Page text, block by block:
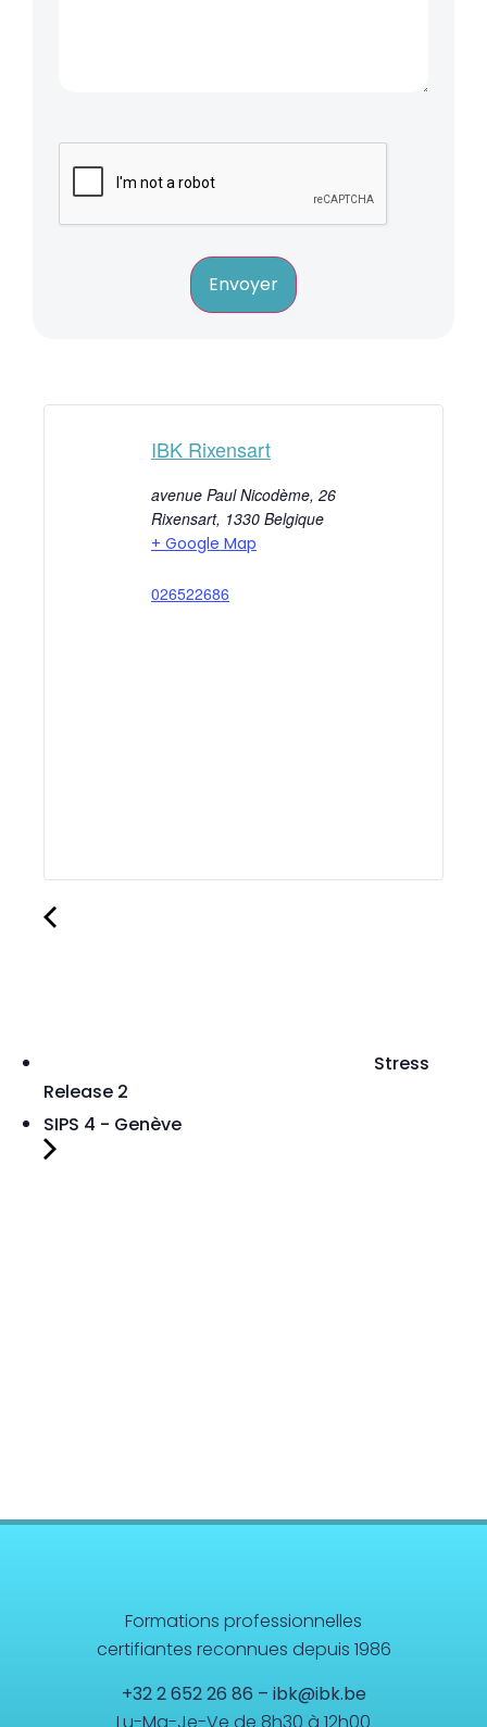
Envoyer
IBK Rixensart
avenue Paul Nicodème, 26
Rixensart, 1330 Belgique
+ Google Map
026522686
Stress
Release 2
SIPS 4 - Genève
Formations professionnelles
certifiantes reconnues depuis 1986
+32 2 652 26 86 – ibk@ibk.be
Lu-Ma-Je-Ve de 8h30 à 12h00